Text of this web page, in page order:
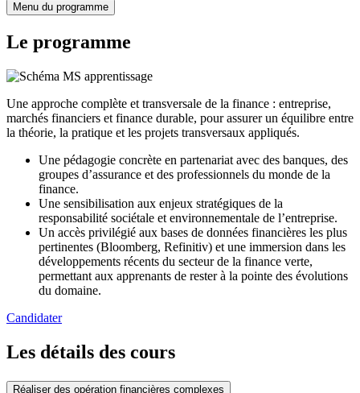
Menu du programme
Le programme
Une approche complète et transversale de la finance : entreprise,
marchés financiers et finance durable, pour assurer un équilibre entre
la théorie, la pratique et les projets transversaux appliqués.
Une pédagogie concrète en partenariat avec des banques, des
groupes d’assurance et des professionnels du monde de la
finance.
Une sensibilisation aux enjeux stratégiques de la
responsabilité sociétale et environnementale de l’entreprise.
Un accès privilégié aux bases de données financières les plus
pertinentes (Bloomberg, Refinitiv) et une immersion dans les
développements récents du secteur de la finance verte,
permettant aux apprenants de rester à la pointe des évolutions
du domaine.
Candidater
Les détails des cours
Réaliser des opération financières complexes